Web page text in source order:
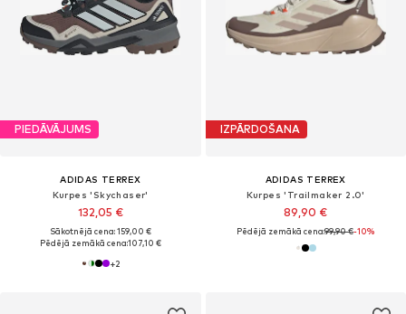
PIEDĀVĀJUMS
ADIDAS TERREX
Kurpes 'Skychaser'
132,05 €
Sākotnējā cena: 159,00 €
Pēdējā zemākā cena:107,10 €
+2
IZPĀRDOŠANA
ADIDAS TERREX
Kurpes 'Trailmaker 2.0'
89,90 €
Pēdējā zemākā cena:99,90 €-10%